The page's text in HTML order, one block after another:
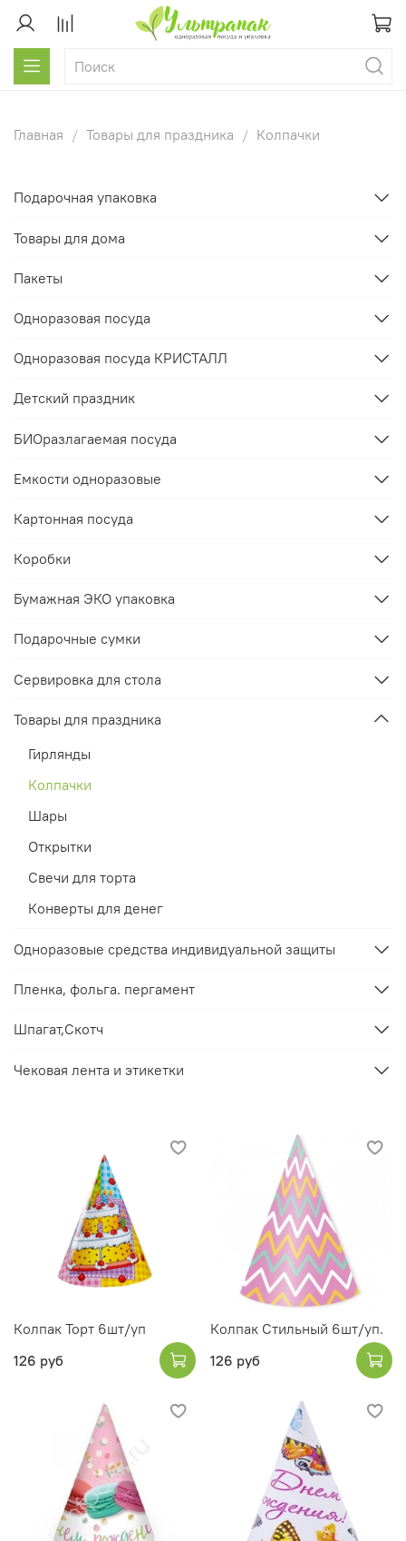
Главная Товары для праздника Колпачки
Колпак Торт 6шт/уп
126 руб
Колпак Стильный 6шт/уп.
126 руб
Подарочная упаковка
Товары для дома
Пакеты
Одноразовая посуда
Одноразовая посуда КРИСТАЛЛ
Детский праздник
БИОразлагаемая посуда
Емкости одноразовые
Картонная посуда
Коробки
Бумажная ЭКО упаковка
Подарочные сумки
Сервировка для стола
Товары для праздника
Гирлянды
Колпачки
Шары
Открытки
Свечи для торта
Конверты для денег
Одноразовые средства индивидуальной защиты
Пленка, фольга. пергамент
Шпагат,Скотч
Чековая лента и этикетки